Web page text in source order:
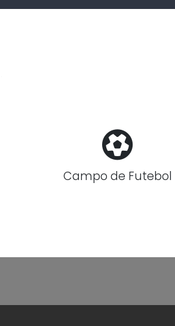
Campo de Futebol